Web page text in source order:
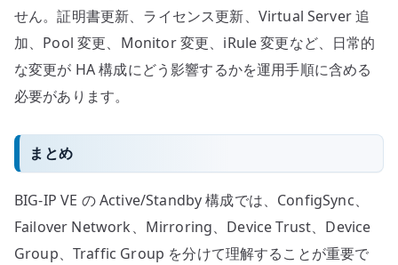
せん。証明書更新、ライセンス更新、Virtual Server 追
加、Pool 変更、Monitor 変更、iRule 変更など、日常的
な変更が HA 構成にどう影響するかを運用手順に含める
必要があります。
まとめ
BIG-IP VE の Active/Standby 構成では、ConfigSync、
Failover Network、Mirroring、Device Trust、Device
Group、Traffic Group を分けて理解することが重要で